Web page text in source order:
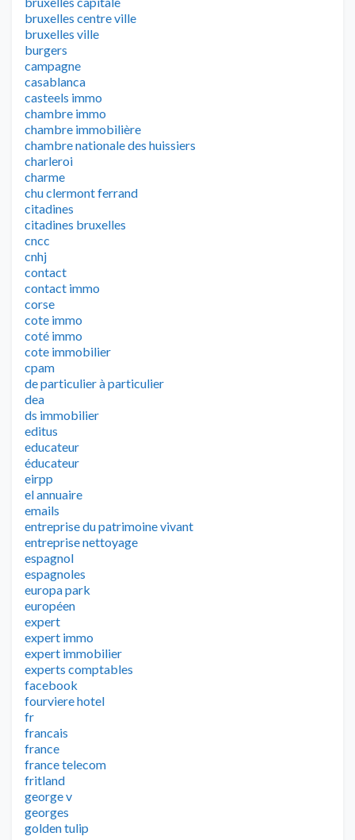
bruxelles centre ville
bruxelles ville
burgers
campagne
casablanca
casteels immo
chambre immo
chambre immobilière
chambre nationale des huissiers
charleroi
charme
chu clermont ferrand
citadines
citadines bruxelles
cncc
cnhj
contact
contact immo
corse
cote immo
coté immo
cote immobilier
cpam
de particulier à particulier
dea
ds immobilier
editus
educateur
éducateur
eirpp
el annuaire
emails
entreprise du patrimoine vivant
entreprise nettoyage
espagnol
espagnoles
europa park
européen
expert
expert immo
expert immobilier
experts comptables
facebook
fourviere hotel
fr
francais
france
france telecom
fritland
george v
georges
golden tulip